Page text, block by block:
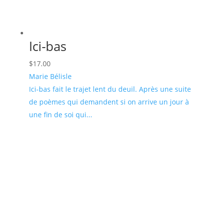
Ici-bas
$17.00
Marie Bélisle
Ici-bas fait le trajet lent du deuil. Après une suite
de poèmes qui demandent si on arrive un jour à
une fin de soi qui...